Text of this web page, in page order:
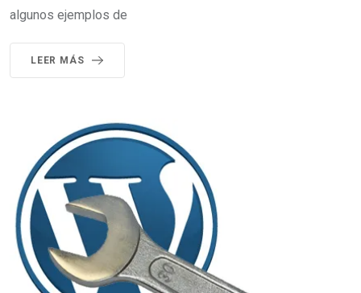
algunos ejemplos de
LEER MÁS